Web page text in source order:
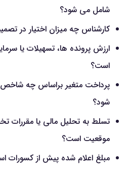
شامل می شود؟
کارشناس چه میزان اختیار در
ارزش پرونده ها، تسهیلات یا
است؟
پرداخت متغیر براساس چه
شود؟
تسلط به تحلیل مالی یا مقررات
موقعیت است؟
مبلغ اعلام شده پیش از کسورات